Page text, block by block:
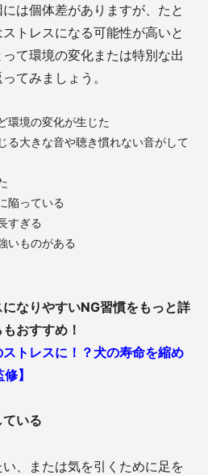
は個体差がありますが、たと
トレスになる可能性が高いと
て環境の変化または特別な出
てみましょう。
環境の変化が生じた
る大きな音や聴き慣れない音がして
陥っている
すぎる
いものがある
なりやすいNG習慣をもっと詳
おすすめ！
トレスに！？犬の寿命を縮め
】
いる
、または気を引くために足を